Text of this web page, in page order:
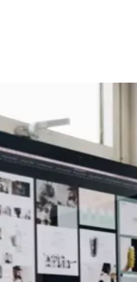
Santa Luzia
de
SolVila BarrosVila Boa Vista
Márcia
Vila Nossa Sra. da